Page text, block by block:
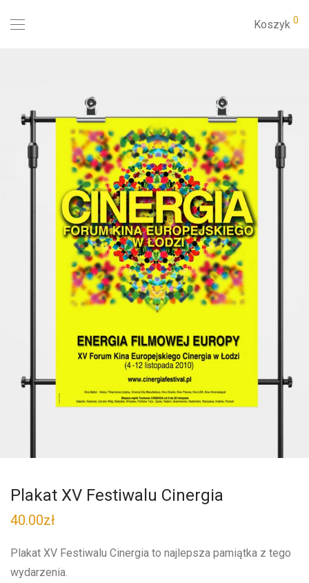
Koszyk 0
Plakat XV Festiwalu Cinergia
40.00zł
Plakat XV Festiwalu Cinergia to najlepsza pamiątka z tego
wydarzenia.